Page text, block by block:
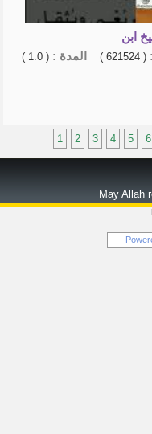
( 621524 ) المدة : ( 1:0 )
1 2 3 4 5 6
May Allah